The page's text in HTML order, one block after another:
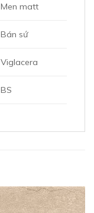
Men matt
Bán sứ
Viglacera
BS